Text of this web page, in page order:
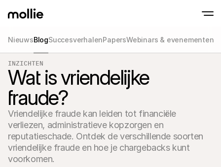
Tap to Pay op iPhone
Accepteer contactloze betalingen op je
Meer weten
en andere apparaten
Checkout
Optimaliseer je
meer conversie
Recurring
Ontvang
NieuwsBlogSuccesverhalenPapersWebinars & evenementen
INZICHTEN
Wat is vriendelijke
fraude?
Vriendelijke fraude kan leiden tot financiële
verliezen, administratieve kopzorgen en
reputatieschade. Ontdek de verschillende soorten
vriendelijke fraude en hoe je chargebacks kunt